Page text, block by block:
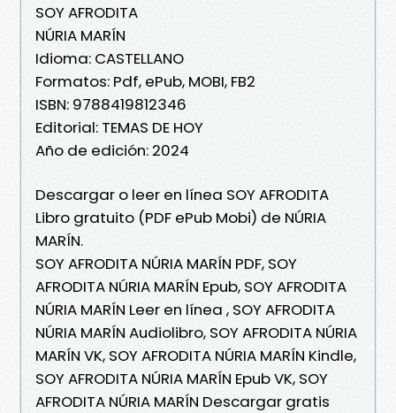
SOY AFRODITA
NÚRIA MARÍN
Idioma: CASTELLANO
Formatos: Pdf, ePub, MOBI, FB2
ISBN: 9788419812346
Editorial: TEMAS DE HOY
Año de edición: 2024
Descargar o leer en línea SOY AFRODITA
Libro gratuito (PDF ePub Mobi) de NÚRIA
MARÍN.
SOY AFRODITA NÚRIA MARÍN PDF, SOY
AFRODITA NÚRIA MARÍN Epub, SOY AFRODITA
NÚRIA MARÍN Leer en línea , SOY AFRODITA
NÚRIA MARÍN Audiolibro, SOY AFRODITA NÚRIA
MARÍN VK, SOY AFRODITA NÚRIA MARÍN Kindle,
SOY AFRODITA NÚRIA MARÍN Epub VK, SOY
AFRODITA NÚRIA MARÍN Descargar gratis